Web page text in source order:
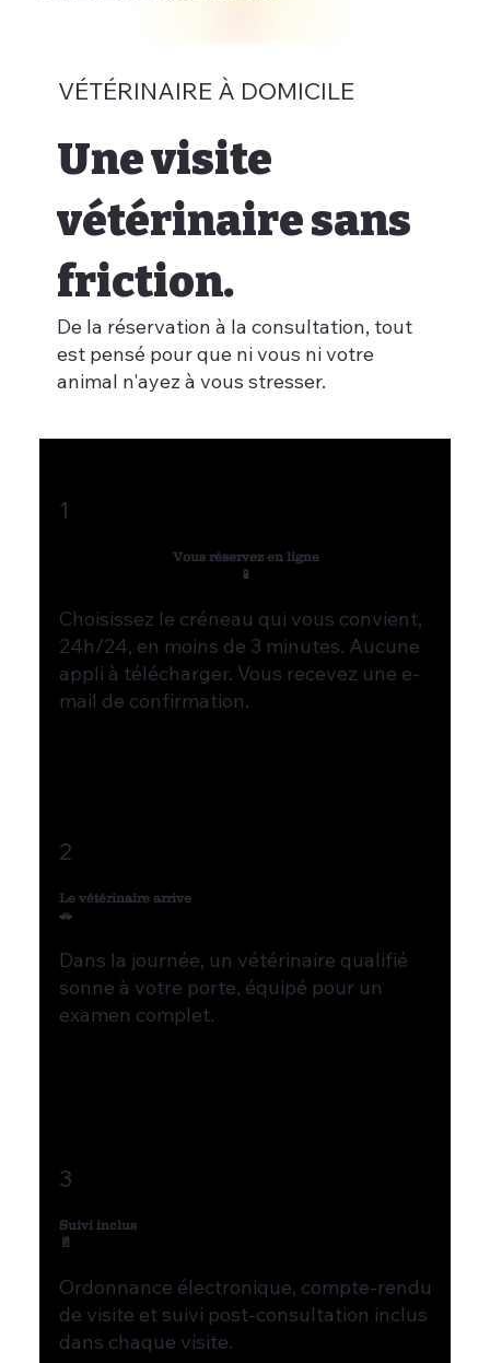
Une visite
vétérinaire sans
friction.
De la réservation à la consultation, tout
est pensé pour que ni vous ni votre
animal n'ayez à vous stresser.
VÉTÉRINAIRE À DOMICILE
Choisissez le créneau qui vous convient,
24h/24, en moins de 3 minutes. Aucune
appli à télécharger. Vous recevez une e-
mail de confirmation.
Vous réservez en ligne
📱
1
Dans la journée, un vétérinaire qualifié
sonne à votre porte, équipé pour un
examen complet.
Le vétérinaire arrive
🚗
2
Ordonnance électronique, compte-rendu
de visite et suivi post-consultation inclus
dans chaque visite.
Suivi inclus
📄
3